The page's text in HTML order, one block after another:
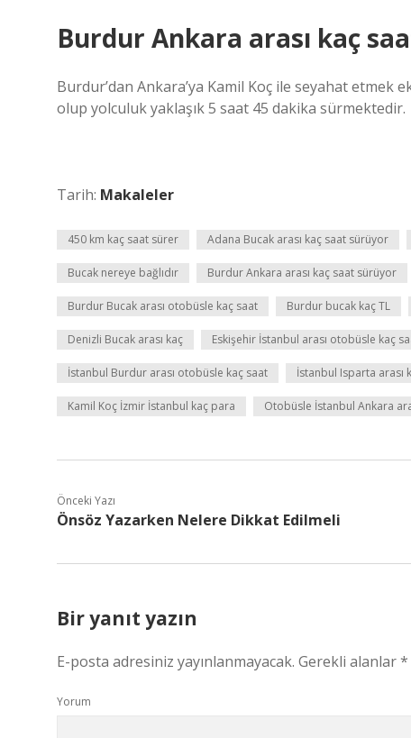
Burdur Ankara arası kaç
Burdur’dan Ankara’ya Kamil Koç ile seyahat
olup yolculuk yaklaşık 5 saat 45 dakika sürmektedir.
Tarih: Makaleler
450 km kaç saat sürer Adana Bucak arası kaç saat sürüyor
Bucak nereye bağlıdır Burdur Ankara arası kaç saat sürüyor
Burdur Bucak arası otobüsle kaç saat Burdur bucak kaç TL
Denizli Bucak arası kaç Eskişehir İstanbul arası otobüsle kaç
İstanbul Burdur arası otobüsle kaç saat İstanbul Isparta arası
Kamil Koç İzmir İstanbul kaç para Otobüsle İstanbul Ankara
Önceki Yazı
Önsöz Yazarken Nelere Dikkat Edilmeli
Bir yanıt yazın
E-posta adresiniz yayınlanmayacak. Gerekli alanlar*
Yorum